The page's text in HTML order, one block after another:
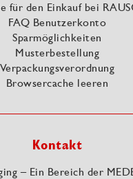
für den Einkauf bei
FAQ Benutzerkonto
Sparmöglichkeiten
Musterbestellung
Verpackungsverordnung
Browsercache leeren
Kontakt
– Ein Bereich der